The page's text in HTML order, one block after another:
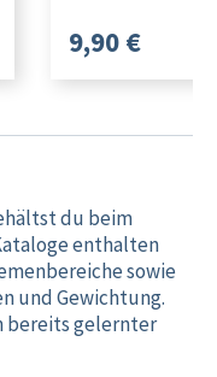
9,90 €
du beim
enthalten
sowie
und Gewichtung.
bereits gelernter